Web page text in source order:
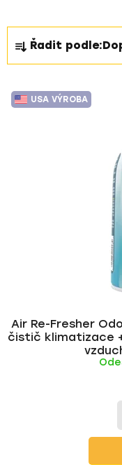
Ř
a
z
e
n
Řadit podle:
V
ý
USA VÝROBA
Air Re-Fresher
čistič klimatizace